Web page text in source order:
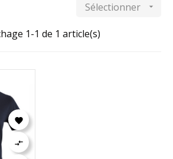
Sélectionner 
1-1 de 1 article(s)

